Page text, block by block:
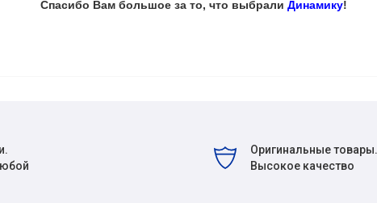
Спасибо Вам большое за то, что выбрали Динамику!
Оригинальные товары.
Высокое качество